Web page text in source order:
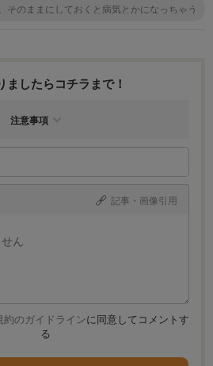
そのままにしておくと病気とかになっちゃう
ましたらコチラまで！
注意事項
記事・画像引用
のガイドラインに同意してコメントす
る